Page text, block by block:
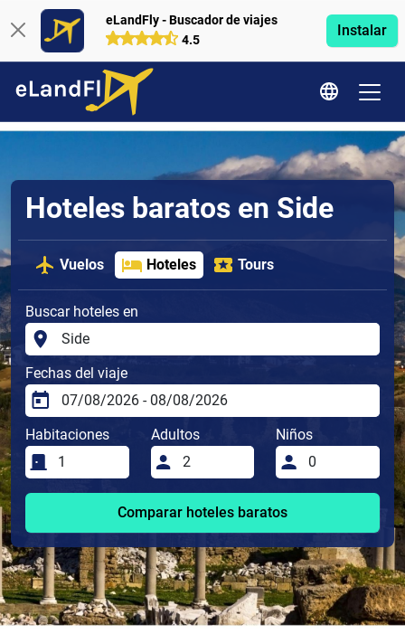
eLandFly - Buscador de viajes
4.5
Instalar
Hoteles baratos en Side
Vuelos Hoteles Tours
Buscar hoteles en
Fechas del viaje
Habitaciones Adultos Niños
Comparar hoteles baratos